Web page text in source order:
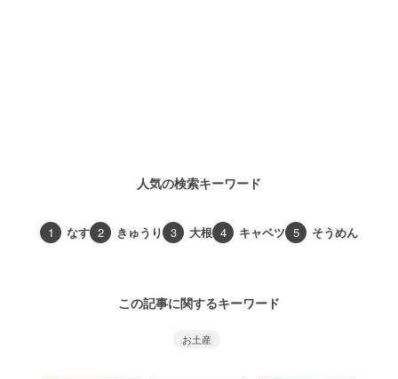
人気の検索キーワード
1 なす 2 きゅうり 3 大根 4 キャベツ 5 そうめん
この記事に関するキーワード
お土産